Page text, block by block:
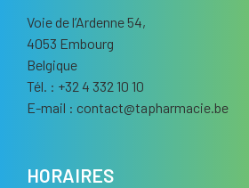
Voie de l’Ardenne 54,
4053 Embourg
Belgique
Tél. : +32 4 332 10 10
E-mail : contact@tapharmacie.be
HORAIRES